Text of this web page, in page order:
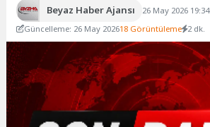
Beyaz Haber Ajansı
26 May 2026 19:34
Güncelleme: 26 May 202618 Görüntüleme 2 dk.